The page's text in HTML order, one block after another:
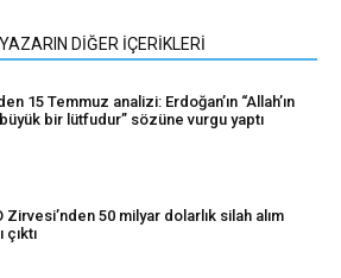
YAZARIN DİĞER İÇERİKLERİ
15 Temmuz analizi: Erdoğan’ın “Allah’ın
bir lütfudur” sözüne vurgu yaptı
Zirvesi’nden 50 milyar dolarlık silah alım
çıktı